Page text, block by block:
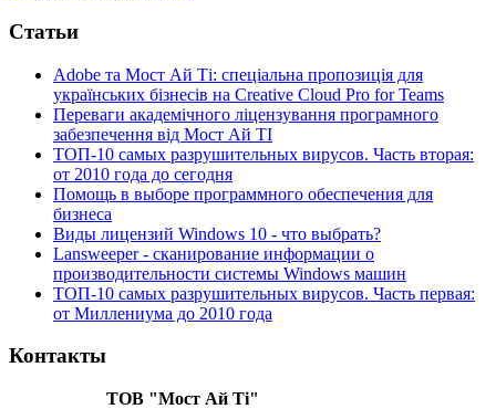
Статьи
Adobe та Мост Ай Ті: спеціальна пропозиція для
українських бізнесів на Creative Cloud Pro for Teams
Переваги академічного ліцензування програмного
забезпечення від Мост Ай ТІ
ТОП-10 самых разрушительных вирусов. Часть вторая:
от 2010 года до сегодня
Помощь в выборе программного обеспечения для
бизнеса
Виды лицензий Windows 10 - что выбрать?
Lansweeper - cканирование информации о
производительности системы Windows машин
ТОП-10 самых разрушительных вирусов. Часть первая:
от Миллениума до 2010 года
Контакты
ТОВ "Мост Ай Ті"